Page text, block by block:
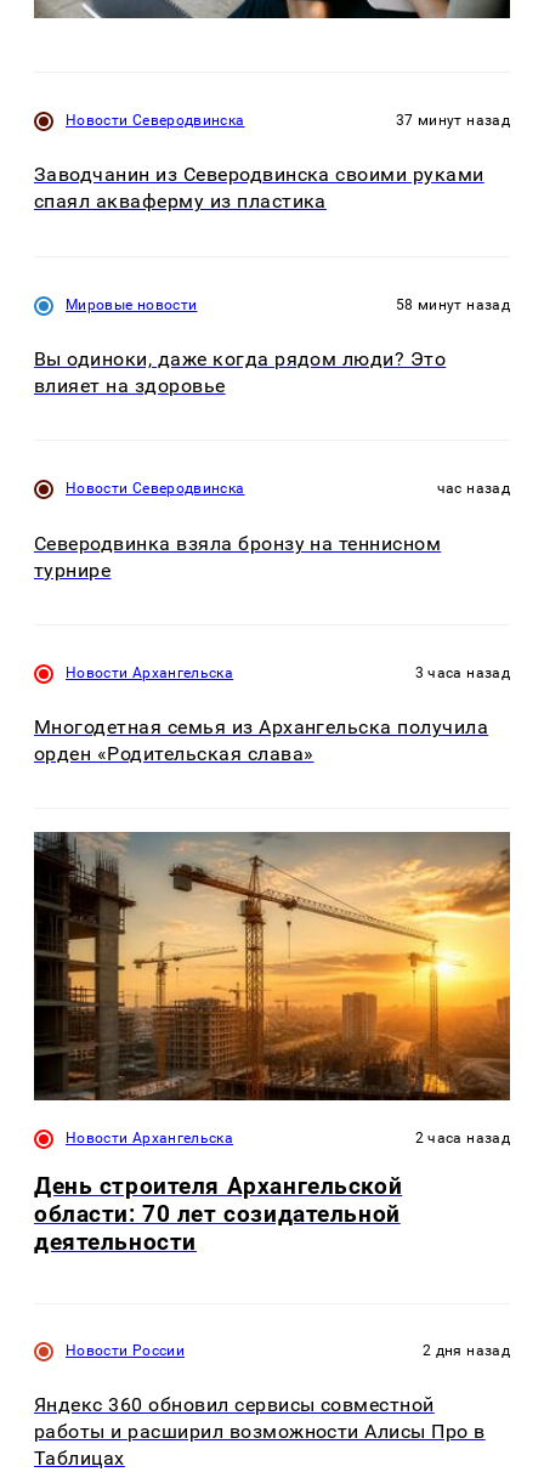
Новости Северодвинска 37 минут назад
Заводчанин из Северодвинска своими руками
спаял акваферму из пластика
Мировые новости 58 минут назад
Вы одиноки, даже когда рядом люди? Это
влияет на здоровье
Новости Северодвинска час назад
Северодвинка взяла бронзу на теннисном
турнире
Новости Архангельска 3 часа назад
Многодетная семья из Архангельска получила
орден «Родительская слава»
Новости Архангельска 2 часа назад
День строителя Архангельской
области: 70 лет созидательной
деятельности
Новости России 2 дня назад
Яндекс 360 обновил сервисы совместной
работы и расширил возможности Алисы Про в
Таблицах